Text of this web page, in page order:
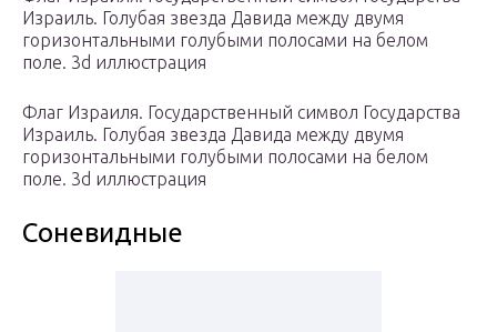
Израиль. Голубая звезда Давида между двумя
горизонтальными голубыми полосами на белом
поле. 3d иллюстрация
Флаг Израиля. Государственный символ Государства
Израиль. Голубая звезда Давида между двумя
горизонтальными голубыми полосами на белом
поле. 3d иллюстрация
Соневидные